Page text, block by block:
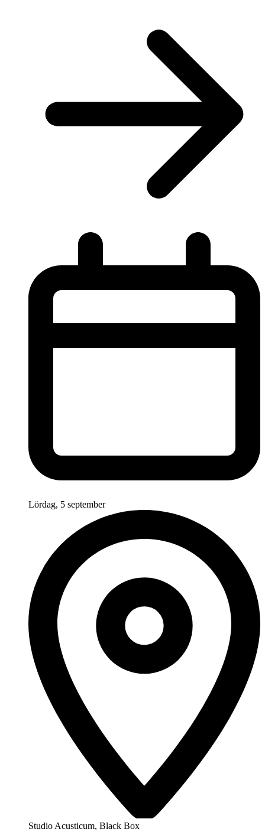
Lördag, 5 september
Studio Acusticum, Black Box